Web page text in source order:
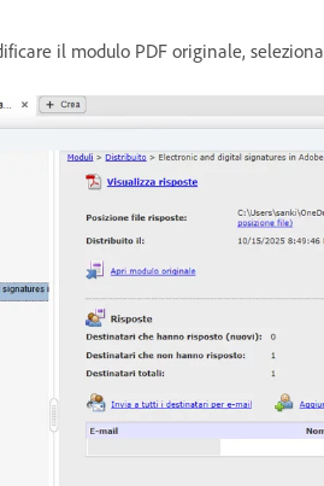
il modulo PDF originale, seleziona